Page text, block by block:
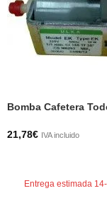
Bomba Cafetera
21,78€ IVA incluido
Entrega estimada